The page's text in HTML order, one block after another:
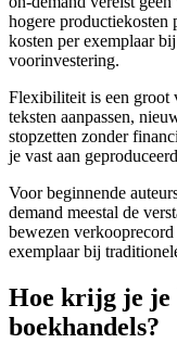
hogere productiekosten
kosten per exemplaar
voorinvestering.
Flexibiliteit is een groot
teksten aanpassen,
stopzetten zonder
je vast aan
Voor beginnende
demand meestal de
bewezen
exemplaar bij
Hoe krijg je je
boekhandels?